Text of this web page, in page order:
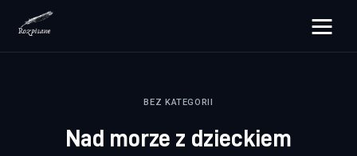
rozpisane.pl
Zdrowie
BEZ KATEGORII
Nad morze z dzieckiem